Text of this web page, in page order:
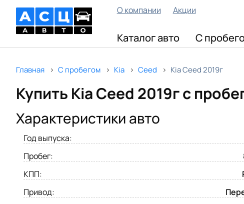
О компании Акции
Каталог авто С
Главная С пробегом Kia Ceed Kia Ceed 2019г
Купить Kia Ceed 2019г с
Характеристики авто
Год выпуска:
Пробег:
КПП:
Привод: